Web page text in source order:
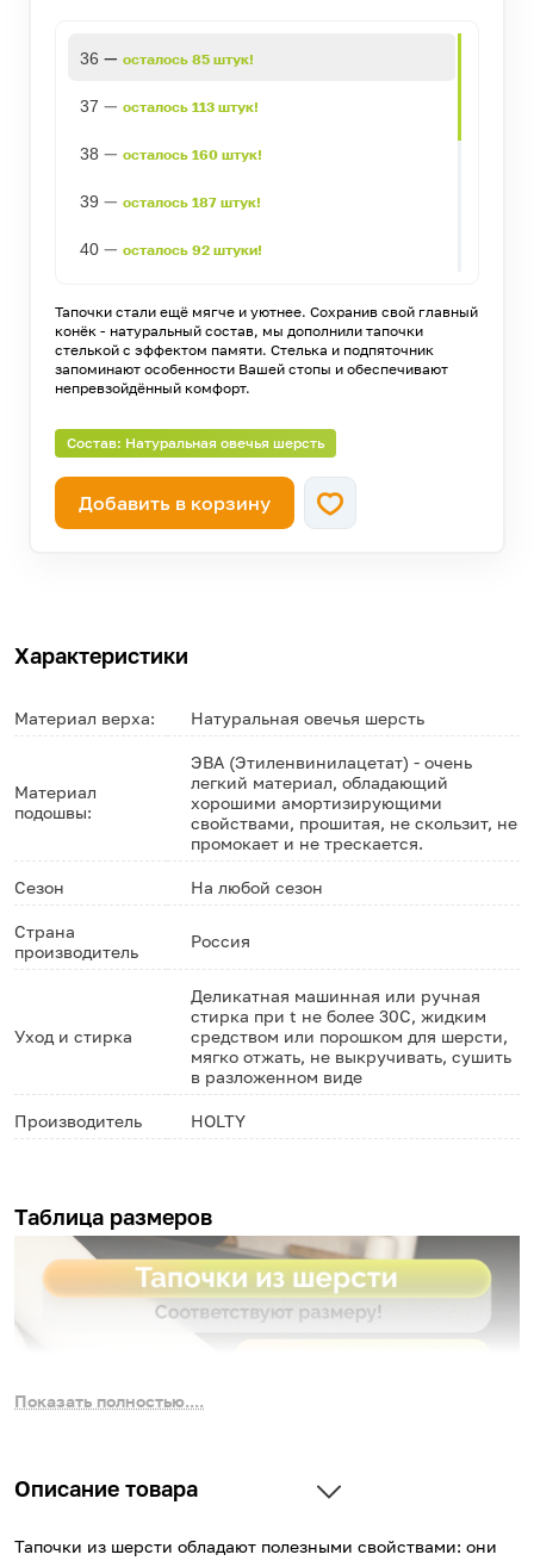
36 — осталось 85 штук!
37 — осталось 113 штук!
38 — осталось 160 штук!
39 — осталось 187 штук!
40— осталось 92 штуки!
42—осталось 225 штук!
43—осталось 119 штук!
44— осталось 63 штуки!
-46—
Тапочки стали ещё мягче и уютнее. Сохранив свой главный
конёк - натуральный состав, мы дополнили тапочки
стелькой с эффектом памяти. Стелька и подпяточник
запоминают особенности Вашей стопы и обеспечивают
непревзойдённый комфорт.
Состав: Натуральная овечья шерсть
Добавить в корзину
Характеристики
Материал верха: Натуральная овечья шерсть
Материал
подошвы:
ЭВА (Этиленвинилацетат) - очень
легкий материал, обладающий
хорошими амортизирующими
свойствами, прошитая, не скользит, не
промокает и не трескается.
Сезон На любой сезон
Страна
производитель
Россия
Уход и стирка
Деликатная машинная или ручная
стирка при t не более 30С, жидким
средством или порошком для шерсти,
мягко отжать, не выкручивать, сушить
в разложенном виде
Производитель HOLTY
Таблица размеров
Показать полностью....
Описание товара
Тапочки из шерсти обладают полезными свойствами: они